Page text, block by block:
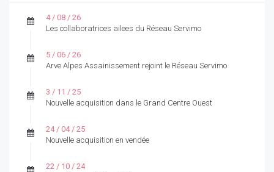
4 / 08 / 26
Les collaboratrices ailees du Réseau Servimo
5 / 06 / 26
Arve Alpes Assainissement rejoint le Réseau Servimo
3 / 11 / 25
Nouvelle acquisition dans le Grand Centre Ouest
24 / 04 / 25
Nouvelle acquisition en vendée
22 / 10 / 24